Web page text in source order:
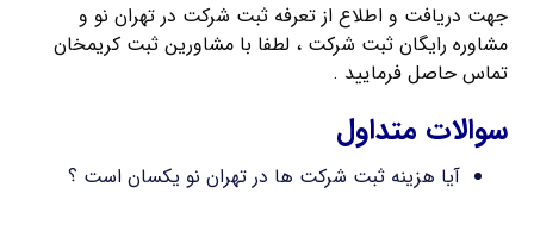
جهت دریافت و اطلاع از تعرفه ثبت شرکت در تهران نو و
مشاوره رایگان ثبت شرکت ، لطفا با مشاورین ثبت کریمخان
تماس حاصل فرمایید .
سوالات متداول
آیا هزینه ثبت شرکت ها در تهران نو یکسان است ؟